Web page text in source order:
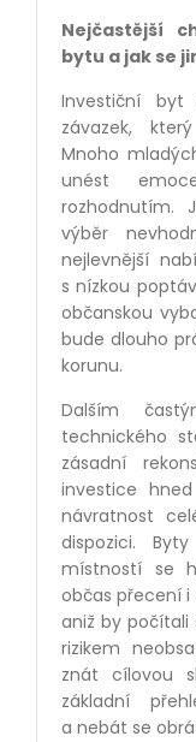
Nejčastější
bytu a jak se
Investiční
závazek,
Mnoho
unést
rozhodnutím.
výběr
nejlevnější
s nízkou
občanskou
bude dlouho
korunu.
Dalším
technického
zásadní
investice
návratnost
dispozici.
místností se
občas přecení i
aniž by počítali
rizikem
znát cílovou
základní
a nebát se